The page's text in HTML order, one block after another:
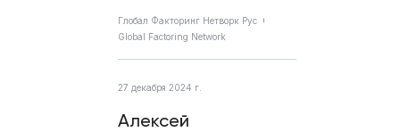
Глобал Факторинг Нетворк Рус
Global Factoring Network
27 декабря 2024 г.
Алексей